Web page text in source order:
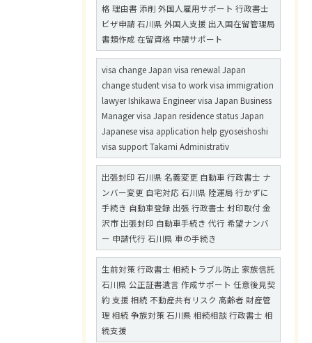
格 理由書 添削 外国人雇用サポート 行政書士
ビザ申請 石川県 外国人支援 出入国在留管理局
書類作成 在留資格 申請サポート
visa change Japan visa renewal Japan
change student visa to work visa immigration
lawyer Ishikawa Engineer visa Japan Business
Manager visa Japan residence status Japan
Japanese visa application help gyoseishoshi
visa support Takami Administrativ
出張封印 石川県 名義変更 自動車 行政書士 ナ
ンバー変更 自宅対応 石川県 陸運局 行かずに
手続き 自動車登録 出張 行政書士 封印取付 金
沢市 出張封印 自動車手続き 代行 希望ナンバ
ー 申請代行 石川県 車の手続き
生前対策 行政書士 相続トラブル防止 家族信託
石川県 公正証書遺言 作成サポート 任意後見契
約 支援 相続 不動産共有リスク 高齢者 財産管
理 相続 争族対策 石川県 相続相談 行政書士 相
続支援